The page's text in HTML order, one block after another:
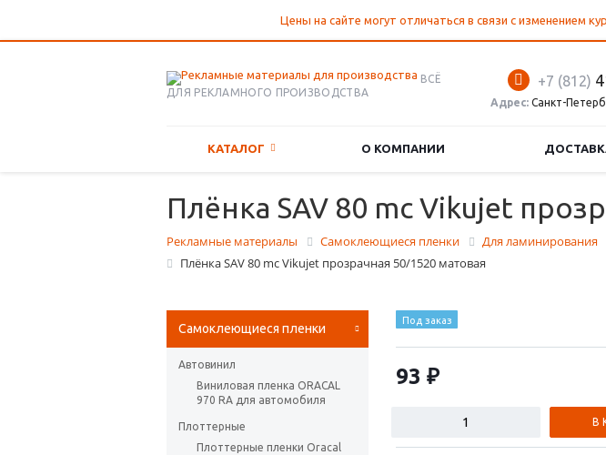
Цены на сайте могут отличаться в связи с изменением
ВСЁ
ДЛЯ РЕКЛАМНОГО ПРОИЗВОДСТВА
+7 (812)
Адрес: Санкт-
КАТАЛОГ О КОМПАНИИ
Плёнка SAV 80 mc Vikujet
Рекламные материалы Самоклеющиеся пленки Для ламинирования
Плёнка SAV 80 mc Vikujet прозрачная 50/1520 матовая
Самоклеющиеся пленки
Автовинил
Виниловая пленка ORACAL
970 RA для автомобиля
Плоттерные
Плоттерные пленки Oracal
Под заказ
93 ₽
В